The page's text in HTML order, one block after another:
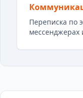
Переписка по
мессенджерах